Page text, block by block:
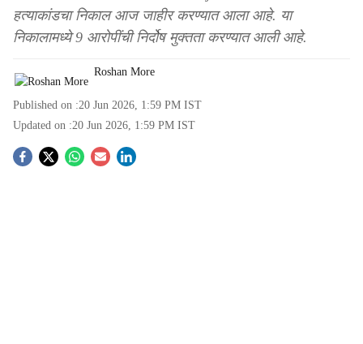
हत्याकांडचा निकाल आज जाहीर करण्यात आला आहे. या
निकालामध्ये 9 आरोपींची निर्दोष मुक्तता करण्यात आली आहे.
Roshan More
Published on :20 Jun 2026, 1:59 PM IST
Updated on :20 Jun 2026, 1:59 PM IST
S